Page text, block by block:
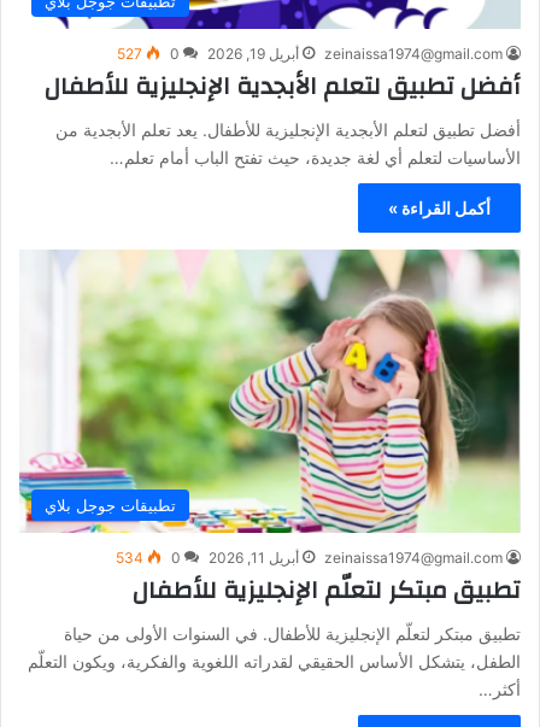
zeinaissa1974@gmail.com أبريل 19, 2026 0
527
أفضل تطبيق لتعلم الأبجدية الإنجليزية للأطفال
أفضل تطبيق لتعلم الأبجدية الإنجليزية للأطفال. يعد تعلم الأبجدية من
الأساسيات لتعلم أي لغة جديدة، حيث تفتح الباب أمام تعلم…
أكمل القراءة »
تطبيقات جوجل بلاي
zeinaissa1974@gmail.com أبريل 11, 2026 0
534
تطبيق مبتكر لتعلّم الإنجليزية للأطفال
تطبيق مبتكر لتعلّم الإنجليزية للأطفال. في السنوات الأولى من حياة
الطفل، يتشكل الأساس الحقيقي لقدراته اللغوية والفكرية، ويكون التعلّم
أكثر…